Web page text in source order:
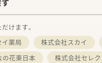
けます。
薬局 株式会社スカイ
の花東日本 株式会社セレク